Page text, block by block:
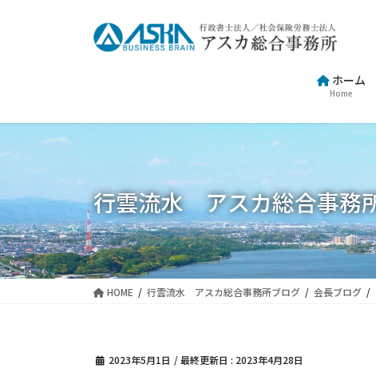
移
ン
ホーム
Home
行雲流水 アスカ総合事務
HOME 行雲流水 アスカ総合事務所ブログ 会長ブログ
2023年5月1日 / 最終更新日 : 2023年4月28日